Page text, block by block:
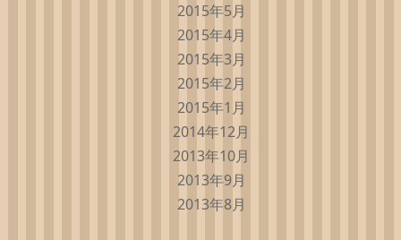
2015年5月
2015年4月
2015年3月
2015年2月
2015年1月
2014年12月
2013年10月
2013年9月
2013年8月